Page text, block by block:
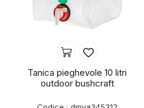
Tanica pieghevole 10 litri
outdoor bushcraft